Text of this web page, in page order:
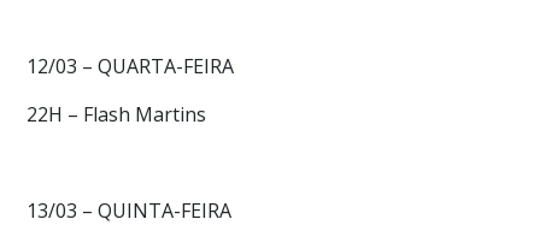
12/03 – QUARTA-FEIRA
22H – Flash Martins
13/03 – QUINTA-FEIRA